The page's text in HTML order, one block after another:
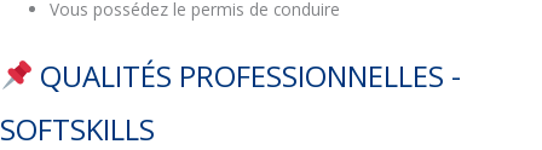
Vous possédez le permis de conduire
QUALITÉS PROFESSIONNELLES -
SOFTSKILLS